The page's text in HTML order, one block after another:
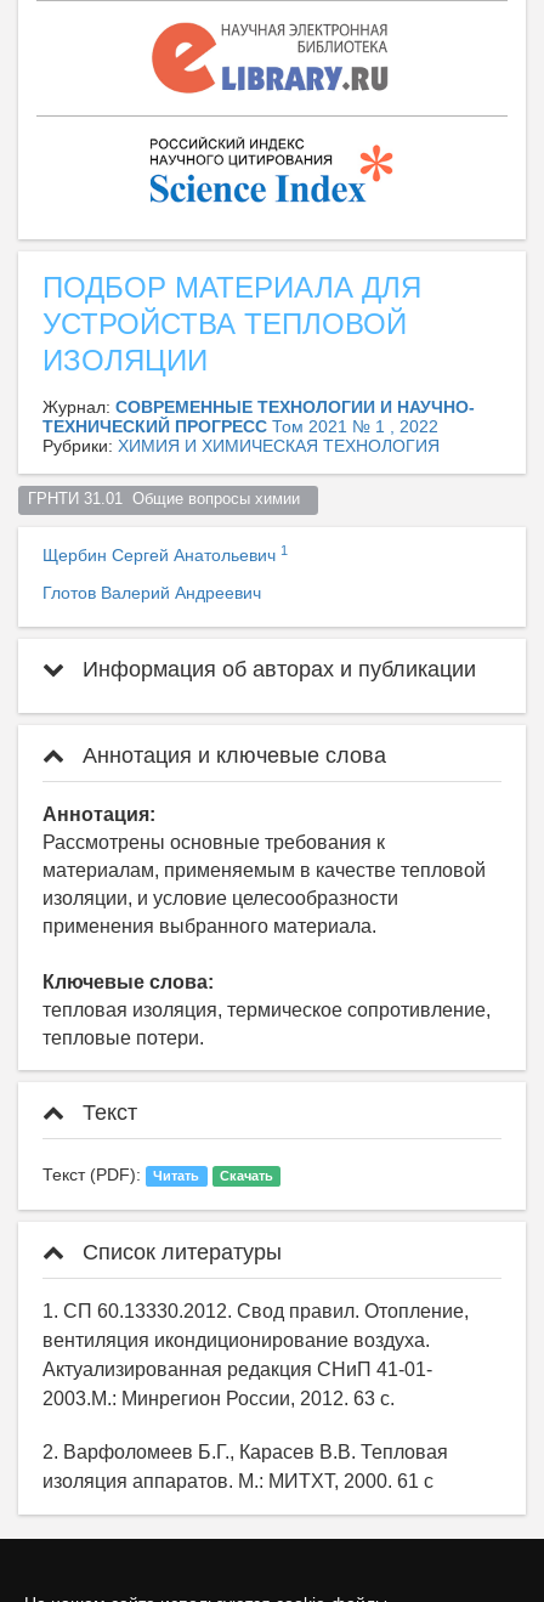
ПОДБОР МАТЕРИАЛА ДЛЯ
УСТРОЙСТВА ТЕПЛОВОЙ
ИЗОЛЯЦИИ
Журнал: СОВРЕМЕННЫЕ ТЕХНОЛОГИИ И НАУЧНО-
ТЕХНИЧЕСКИЙ ПРОГРЕСС Том 2021 № 1 , 2022
Рубрики: ХИМИЯ И ХИМИЧЕСКАЯ ТЕХНОЛОГИЯ
ГРНТИ 31.01  Общие вопросы химии
Щербин Сергей Анатольевич 1
Глотов Валерий Андреевич
Информация об авторах и публикации
Аннотация и ключевые слова
Аннотация:
Рассмотрены основные требования к
материалам, применяемым в качестве тепловой
изоляции, и условие целесообразности
применения выбранного материала.
Ключевые слова:
тепловая изоляция, термическое сопротивление,
тепловые потери.
Текст
Текст (PDF): Читать Скачать
Список литературы
1. СП 60.13330.2012. Свод правил. Отопление,
вентиляция икондиционирование воздуха.
Актуализированная редакция СНиП 41-01-
2003.М.: Минрегион России, 2012. 63 с.
2. Варфоломеев Б.Г., Карасев В.В. Тепловая
изоляция аппаратов. М.: МИТХТ, 2000. 61 с